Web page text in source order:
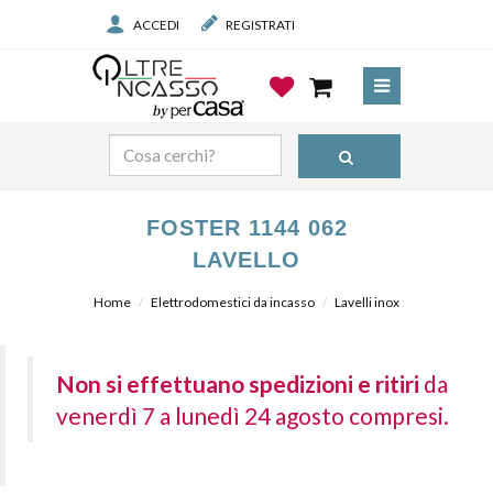
ACCEDI REGISTRATI
FOSTER 1144 062
LAVELLO
Home Elettrodomestici da incasso Lavelli inox
Non si effettuano spedizioni e ritiri da
venerdì 7 a lunedì 24 agosto compresi.